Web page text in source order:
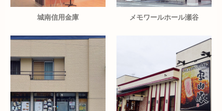
城南信用金庫 メモワールホール瀬谷